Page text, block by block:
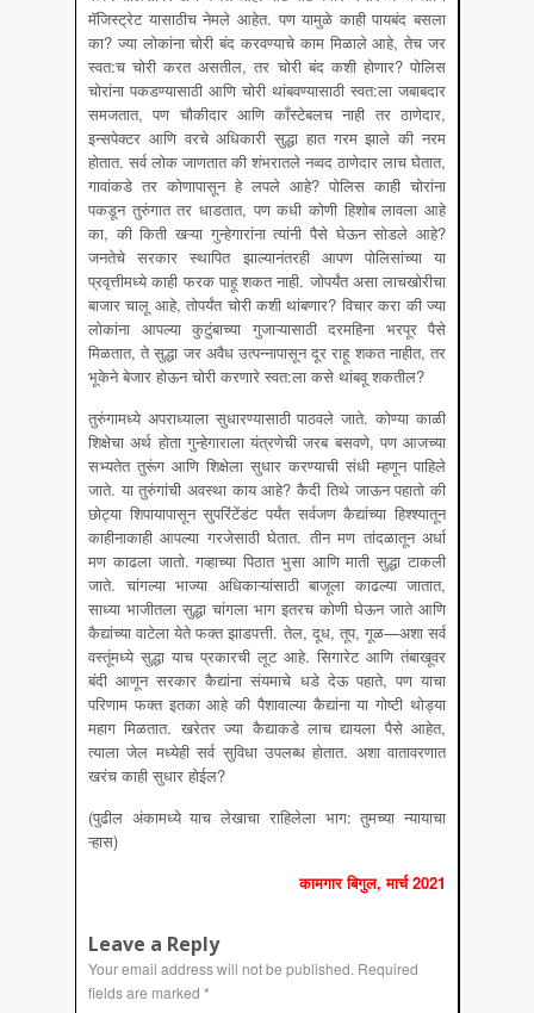
मॅजिस्ट्रेट यासाठीच नेमले आहेत. पण यामुळे काही पायबंद बसला
का? ज्या लोकांना चोरी बंद करवण्याचे काम मिळाले आहे, तेच जर
स्वत:च चोरी करत असतील, तर चोरी बंद कशी होणार? पोलिस
चोरांना पकडण्यासाठी आणि चोरी थांबवण्यासाठी स्वत:ला जबाबदार
समजतात, पण चौकीदार आणि कॉंस्टेबलच नाही तर ठाणेदार,
इन्सपेक्टर आणि वरचे अधिकारी सुद्धा हात गरम झाले की नरम
होतात. सर्व लोक जाणतात की शंभरातले नव्वद ठाणेदार लाच घेतात,
गावांकडे तर कोणापासून हे लपले आहे? पोलिस काही चोरांना
पकडून तुरुंगात तर धाडतात, पण कधी कोणी हिशोब लावला आहे
का, की किती खऱ्या गुन्हेगारांना त्यांनी पैसे घेऊन सोडले आहे?
जनतेचे सरकार स्थापित झाल्यानंतरही आपण पोलिसांच्या या
प्रवृत्तीमध्ये काही फरक पाहू शकत नाही. जोपर्यंत असा लाचखोरीचा
बाजार चालू आहे, तोपर्यंत चोरी कशी थांबणार? विचार करा की ज्या
लोकांना आपल्या कुटुंबाच्या गुजाऱ्यासाठी दरमहिना भरपूर पैसे
मिळतात, ते सुद्धा जर अवैध उत्पन्नापासून दूर राहू शकत नाहीत, तर
भूकेने बेजार होऊन चोरी करणारे स्वत:ला कसे थांबवू शकतील?
तुरुंगामध्ये अपराध्याला सुधारण्यासाठी पाठवले जाते. कोण्या काळी
शिक्षेचा अर्थ होता गुन्हेगाराला यंत्रणेची जरब बसवणे, पण आजच्या
सभ्यतेत तुरूंग आणि शिक्षेला सुधार करण्याची संधी म्हणून पाहिले
जाते. या तुरुंगांची अवस्था काय आहे? कैदी तिथे जाऊन पहातो की
छोट्या शिपायापासून सुपरिंटेंडंट पर्यंत सर्वजण कैद्यांच्या हिश्श्यातून
काहीनाकाही आपल्या गरजेसाठी घेतात. तीन मण तांदळातून अर्धा
मण काढला जातो. गव्हाच्या पिठात भुसा आणि माती सुद्धा टाकली
जाते. चांगल्या भाज्या अधिकाऱ्यांसाठी बाजूला काढल्या जातात,
साध्या भाजीतला सुद्धा चांगला भाग इतरच कोणी घेऊन जाते आणि
कैद्यांच्या वाटेला येते फक्त झाडपत्ती. तेल, दूध, तूप, गूळ—अशा सर्व
वस्तूंमध्ये सुद्धा याच प्रकारची लूट आहे. सिगारेट आणि तंबाखूवर
बंदी आणून सरकार कैद्यांना संयमाचे धडे देऊ पहाते, पण याचा
परिणाम फक्त इतका आहे की पैशावाल्या कैद्यांना या गोष्टी थोड्या
महाग मिळतात. खरेतर ज्या कैद्याकडे लाच द्यायला पैसे आहेत,
त्याला जेल मध्येही सर्व सुविधा उपलब्ध होतात. अशा वातावरणात
खरंच काही सुधार होईल?
(पुढील अंकामध्ये याच लेखाचा राहिलेला भाग: तुमच्या न्यायाचा
ऱ्हास)
कामगार बिगुल, मार्च 2021
Leave a Reply
Your email address will not be published. Required
fields are marked *